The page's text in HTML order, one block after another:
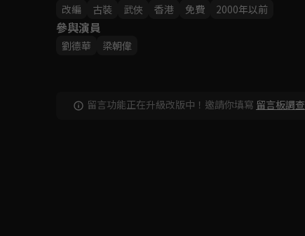
改編
古裝 武俠 香港 免費 2000年以前
參與演員
劉德華 梁朝偉
留言功能正在升級改版中！邀請你填寫 留言板調查